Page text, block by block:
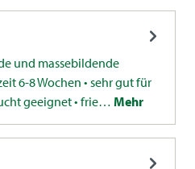
und massebildende
6-8 Wochen • sehr gut für
geeignet • frie… Mehr